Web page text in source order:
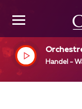
Jean -
Handel -